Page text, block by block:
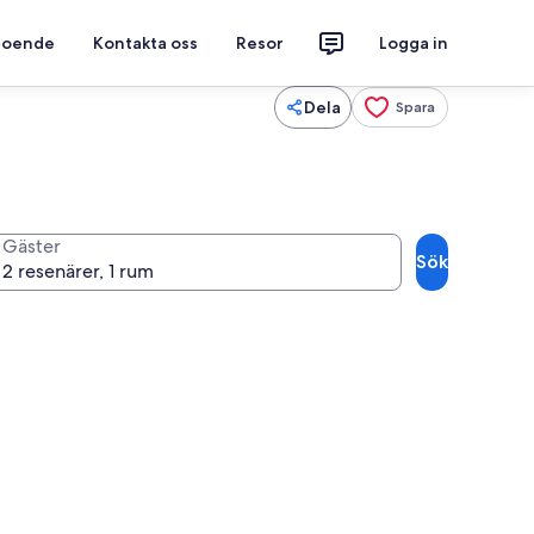
Kontakta oss Resor Logga in
Dela Spara
Gäster
Sök